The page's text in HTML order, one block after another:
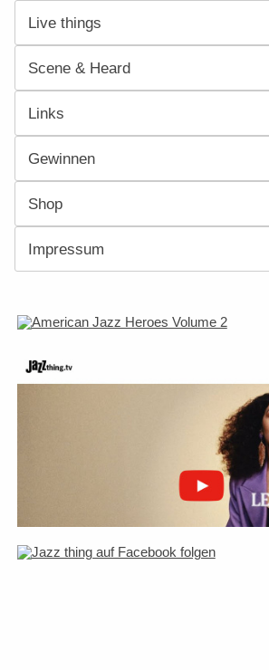
Live things
Scene & Heard
Links
Gewinnen
Shop
Impressum